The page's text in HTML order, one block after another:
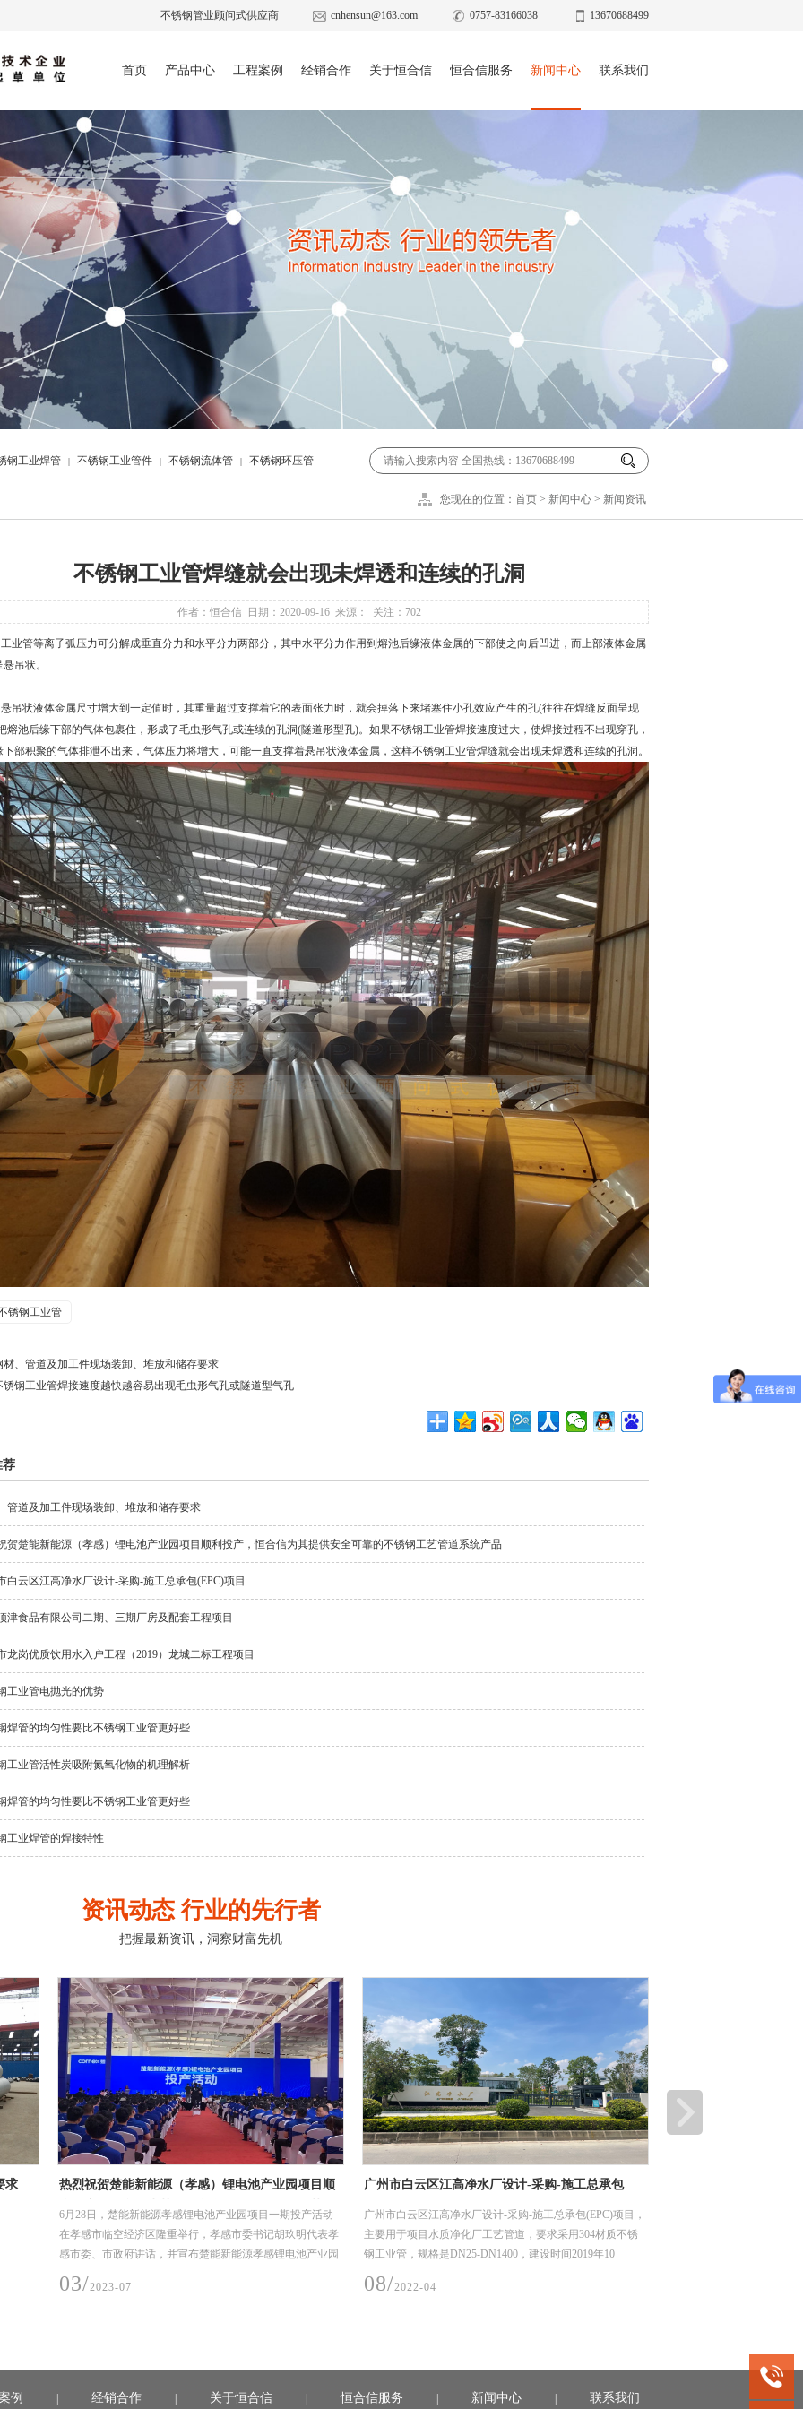
不锈钢管业顾问式供应商 cnhensun@163.com 0757-83166038 13670688499
首页 产品中心 工程案例 经销合作 关于恒合信 恒合信服务 新闻中心 联系我们
钢工业焊管 | 不锈钢工业管件 | 不锈钢流体管 | 不锈钢环压管
您现在的位置： 首页 > 新闻中心 > 新闻资讯
不锈钢工业管焊缝就会出现未焊透和连续的孔洞
作者：恒合信 日期：2020-09-16 来源： 关注： 702
业管等离子弧压力可分解成垂直分力和水平分力两部分，其中水平分力作用到熔池后缘液体金属的下部使之向后凹进，而上部液体金属
吊状。
状液体金属尺寸增大到一定值时，其重量超过支撑着它的表面张力时，就会掉落下来堵塞住小孔效应产生的孔(往往在焊缝反面呈现
熔池后缘下部的气体包裹住，形成了毛虫形气孔或连续的孔洞(隧道形型孔)。如果不锈钢工业管焊接速度过大，使焊接过程不出现穿孔，
下部积聚的气体排泄不出来，气体压力将增大，可能一直支撑着悬吊状液体金属，这样不锈钢工业管焊缝就会出现未焊透和连续的孔洞。
锈钢工业管
材、管道及加工件现场装卸、堆放和储存要求
锈钢工业管焊接速度越快越容易出现毛虫形气孔或隧道型气孔
荐
管道及加工件现场装卸、堆放和储存要求
贺楚能新能源（孝感）锂电池产业园项目顺利投产，恒合信为其提供安全可靠的不锈钢工艺管道系统产品
白云区江高净水厂设计-采购-施工总承包(EPC)项目
津食品有限公司二期、三期厂房及配套工程项目
龙岗优质饮用水入户工程（2019）龙城二标工程项目
工业管电抛光的优势
焊管的均匀性要比不锈钢工业管更好些
工业管活性炭吸附氮氧化物的机理解析
焊管的均匀性要比不锈钢工业管更好些
工业焊管的焊接特性
资讯动态 行业的先行者
把握最新资讯，洞察财富先机
产业园项目顺
目一期投产活动
书记胡玖明代表孝
孝感锂电池产业园
广州市白云区江高净水厂设计-采购-施工总承包
广州市白云区江高净水厂设计-采购-施工总承包(EPC)项目，
主要用于项目水质净化厂工艺管道，要求采用304材质不锈
钢工业管，规格是DN25-DN1400，建设时间2019年10
08/
江门顶津食品有限公司二期、三期厂房及配套工程
江门顶津食品有限公司二期、三期厂房及配套工程，主要用
于项目土建给排水管网，要求采用304材质不锈钢工业管，
规格是DN 114*4、DN 219*4、DN 325*4.5，建设时间2021
08/
例 | 经销合作 | 关于恒合信 | 恒合信服务 | 新闻中心 | 联系我们